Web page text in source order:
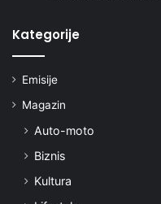
Kategorije
Emisije
Magazin
Auto-moto
Biznis
Kultura